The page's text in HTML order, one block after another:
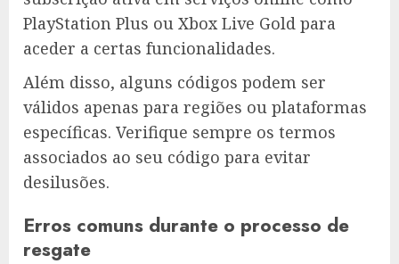
PlayStation Plus ou Xbox Live Gold para
aceder a certas funcionalidades.
Além disso, alguns códigos podem ser
válidos apenas para regiões ou plataformas
específicas. Verifique sempre os termos
associados ao seu código para evitar
desilusões.
Erros comuns durante o processo de
resgate